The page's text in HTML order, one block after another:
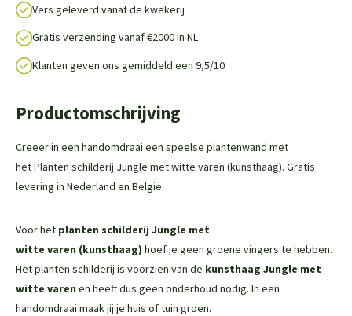
Vers geleverd vanaf de kwekerij
Gratis verzending vanaf €2000 in NL
Klanten geven ons gemiddeld een 9,5/10
Productomschrijving
Creeer in een handomdraai een speelse plantenwand met
het Planten schilderij Jungle met witte varen (kunsthaag). Gratis
levering in Nederland en Belgie.
Voor het planten schilderij Jungle met
witte varen (kunsthaag) hoef je geen groene vingers te hebben.
Het planten schilderij is voorzien van de kunsthaag Jungle met
witte varen en heeft dus geen onderhoud nodig. In een
handomdraai maak jij je huis of tuin groen.